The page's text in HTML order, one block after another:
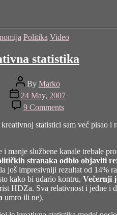
Categories
Politika Video
statistika
Post
author
By Marko
Post
date
24 May, 2007
9 Commentson
Kreativna
statistika
statistici sam već pisao
službene kanale trebale
stranaka odbio objaviti
još impresivniji rezultat od 14%
kako bi udario kontru, Večernji
HDZa. Sva relativnost i jedne i
umro ili ne).